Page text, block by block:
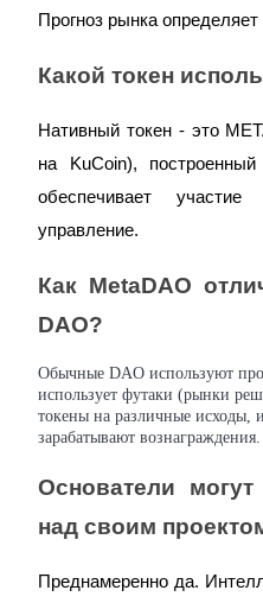
Прогноз рынка
Какой токен
Нативный токен - это
на KuCoin),
обеспечивает
управление.
Как MetaDAO
DAO?
Обычные DAO используют
использует футаки (рынки
токены на различные исходы,
зарабатывают вознаграждения.
Основатели
над своим
Преднамеренно да.